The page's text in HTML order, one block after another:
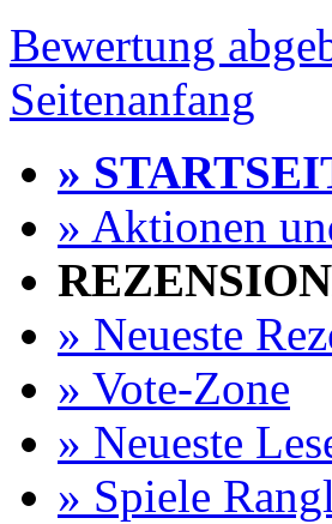
Bewertung
Seitenanfang
»
» Aktionen
» Neueste
» Vote-Zone
» Neueste
» Spiele